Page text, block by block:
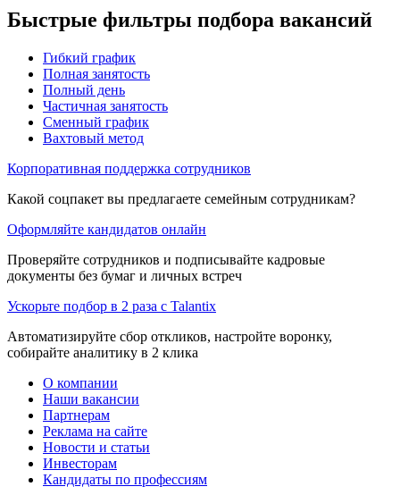
Быстрые фильтры подбора вакансий
Гибкий график
Полная занятость
Полный день
Частичная занятость
Сменный график
Вахтовый метод
Корпоративная поддержка сотрудников
Какой соцпакет вы предлагаете семейным сотрудникам?
Оформляйте кандидатов онлайн
Проверяйте сотрудников и подписывайте кадровые
документы без бумаг и личных встреч
Ускорьте подбор в 2 раза с Talantix
Автоматизируйте сбор откликов, настройте воронку,
собирайте аналитику в 2 клика
О компании
Наши вакансии
Партнерам
Реклама на сайте
Новости и статьи
Инвесторам
Кандидаты по профессиям